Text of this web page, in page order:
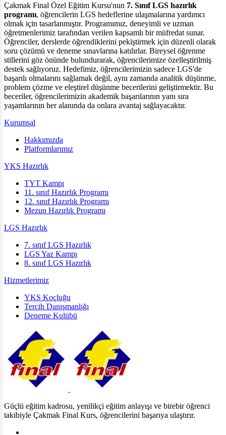
Çakmak Final Özel Eğitim Kursu'nun 7. Sınıf LGS hazırlık
programı, öğrencilerin LGS hedeflerine ulaşmalarına yardımcı
olmak için tasarlanmıştır. Programımız, deneyimli ve uzman
öğretmenlerimiz tarafından verilen kapsamlı bir müfredat sunar.
Öğrenciler, derslerde öğrendiklerini pekiştirmek için düzenli olarak
soru çözümü ve deneme sınavlarına katılırlar. Bireysel öğrenme
stillerini göz önünde bulundurarak, öğrencilerimize özelleştirilmiş
destek sağlıyoruz. Hedefimiz, öğrencilerimizin sadece LGS'de
başarılı olmalarını sağlamak değil, aynı zamanda analitik düşünme,
problem çözme ve eleştirel düşünme becerilerini geliştirmektir. Bu
beceriler, öğrencilerimizin akademik başarılarının yanı sıra
yaşamlarının her alanında da onlara avantaj sağlayacaktır.
Kurumsal
Hakkımızda
Platformlarımız
YKS Hazırlık
TYT Kampı
11. sınıf Hazırlık Programı
12. sınıf Hazırlık Programı
Mezun Hazırlık Programı
LGS Hazırlık
7. sınıf LGS Hazırlık
LGS Yaz Kampı
8. sınıf LGS Hazırlık
Hizmetlerimiz
YKS Koçluğu
Tercih Danışmanlığı
Deneme Kulübü
Güçlü eğitim kadrosu, yenilikçi eğitim anlayışı ve birebir öğrenci
takibiyle Çakmak Final Kurs, öğrencilerini başarıya ulaştırır.